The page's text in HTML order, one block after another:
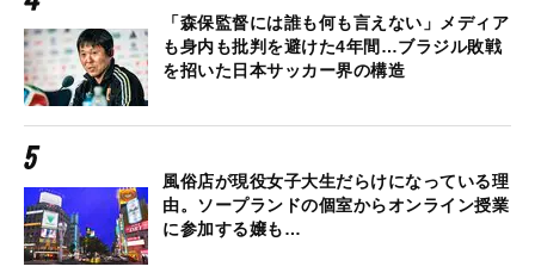
「森保監督には誰も何も言えない」メディア
も身内も批判を避けた4年間…ブラジル敗戦
を招いた日本サッカー界の構造
風俗店が現役女子大生だらけになっている理
由。ソープランドの個室からオンライン授業
に参加する嬢も…